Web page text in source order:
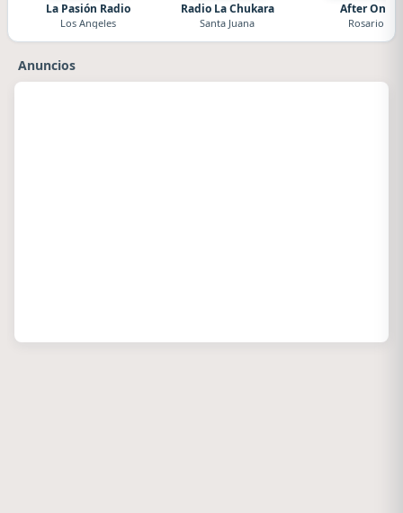
La Pasión Radio
Los Angeles
Radio La Chukara
Santa Juana
After One
Rosario
Anuncios